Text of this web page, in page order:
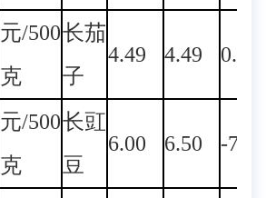
元/500
克
长茄
子
4.49 4.49 0.00
元/500
克
长豇
豆
6.00 6.50 -